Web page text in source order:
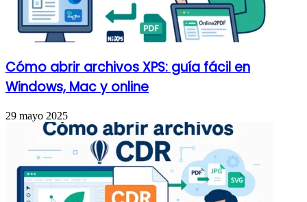
Cómo abrir archivos XPS: guía fácil en
Windows, Mac y online
29 mayo 2025